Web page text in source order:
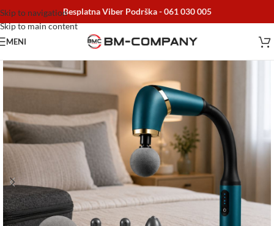
Skip to navigation
Skip to main content
Besplatna Viber Podrška -061 030 005
MENI